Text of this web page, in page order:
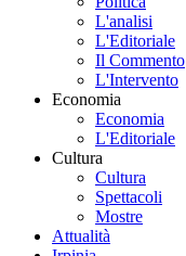
L'analisi
L'Editoriale
Il Commento
L'Intervento
Economia
Economia
L'Editoriale
Cultura
Cultura
Spettacoli
Mostre
Attualità